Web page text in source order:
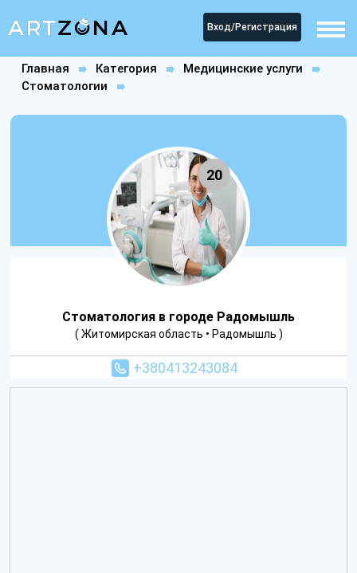
Вход/Регистрация
Главная Категория
Медицинские услуги
Стоматологии
20
Стоматология в городе Радомышль
( Житомирская область • Радомышль )
+380413243084